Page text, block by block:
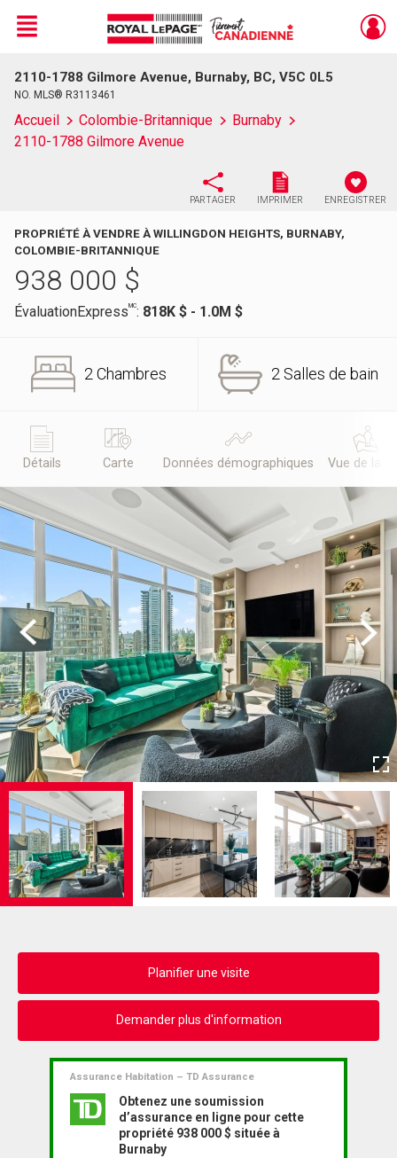
Live
En Direct
Menu
2110-1788 Gilmore Avenue, Burnaby, BC, V5C 0L5
NO. MLS® R3113461
Accueil Colombie-Britannique
Burnaby
2110-1788 Gilmore Avenue
PARTAGER IMPRIMER ENREGISTRER
PROPRIÉTÉ À VENDRE À WILLINGDON HEIGHTS, BURNABY,
COLOMBIE-BRITANNIQUE
938 000 $
ÉvaluationExpressMC: 818K $ - 1.0M $
2 Chambres 2 Salles de bain
Détails Carte Données démographiques Vue de la
Previous Next
Planifier une visite
Demander plus d'information
Assurance Habitation – TD Assurance
Obtenez une soumission
d’assurance en ligne pour cette
propriété 938 000 $ située à
Burnaby